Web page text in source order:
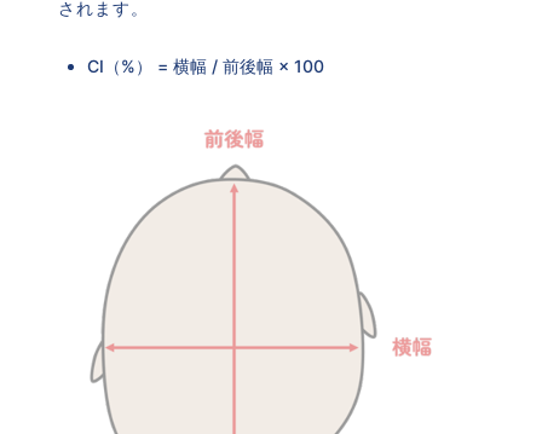
されます。
CI（%） = 横幅 / 前後幅 × 100